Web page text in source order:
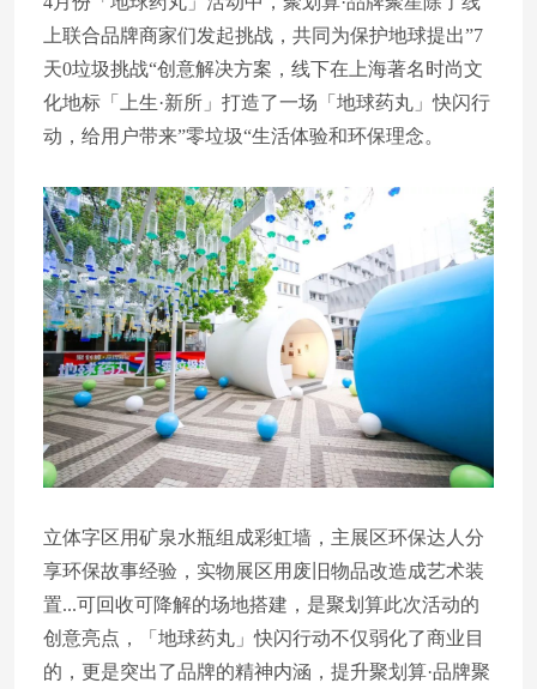
上联合品牌商家们发起挑战，共同为保护地球提出”7
天0垃圾挑战“创意解决方案，线下在上海著名时尚文
化地标「上生·新所」打造了一场「地球药丸」快闪行
动，给用户带来”零垃圾“生活体验和环保理念。
立体字区用矿泉水瓶组成彩虹墙，主展区环保达人分
享环保故事经验，实物展区用废旧物品改造成艺术装
置...可回收可降解的场地搭建，是聚划算此次活动的
创意亮点，「地球药丸」快闪行动不仅弱化了商业目
的，更是突出了品牌的精神内涵，提升聚划算·品牌聚